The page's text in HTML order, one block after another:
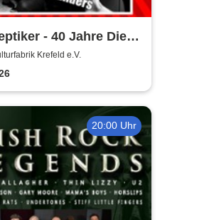
- 40 Jahre Die
Krefeld e.V.
20:00 Uhr